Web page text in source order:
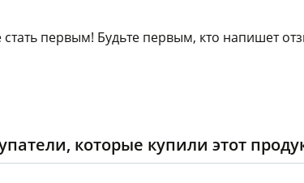
первым! Будьте первым, кто напишет
которые купили этот